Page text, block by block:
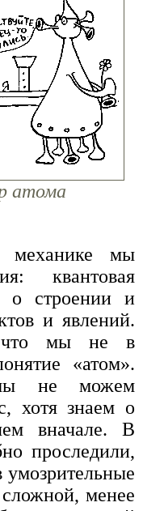
атома
механике мы
квантовая
о строении и
и явлений.
что мы не в
«атом».
мы не можем
хотя знаем о
вначале. В
проследили,
менее